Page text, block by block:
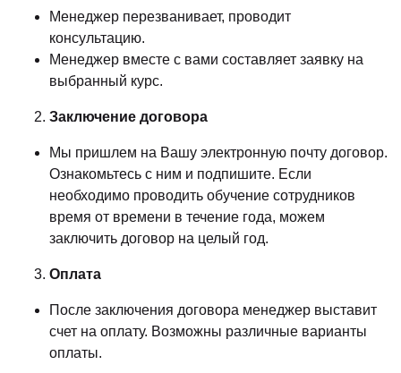
Менеджер перезванивает, проводит
консультацию.
Менеджер вместе с вами составляет заявку на
выбранный курс.
Заключение договора
Мы пришлем на Вашу электронную почту договор.
Ознакомьтесь с ним и подпишите. Если
необходимо проводить обучение сотрудников
время от времени в течение года, можем
заключить договор на целый год.
Оплата
После заключения договора менеджер выставит
счет на оплату. Возможны различные варианты
оплаты.